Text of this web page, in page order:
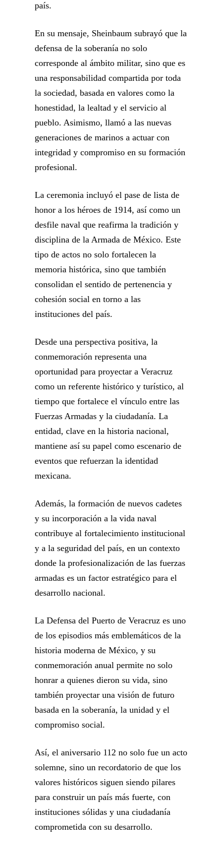
país.
En su mensaje, Sheinbaum subrayó que la
defensa de la soberanía no solo
corresponde al ámbito militar, sino que es
una responsabilidad compartida por toda
la sociedad, basada en valores como la
honestidad, la lealtad y el servicio al
pueblo. Asimismo, llamó a las nuevas
generaciones de marinos a actuar con
integridad y compromiso en su formación
profesional.
La ceremonia incluyó el pase de lista de
honor a los héroes de 1914, así como un
desfile naval que reafirma la tradición y
disciplina de la Armada de México. Este
tipo de actos no solo fortalecen la
memoria histórica, sino que también
consolidan el sentido de pertenencia y
cohesión social en torno a las
instituciones del país.
Desde una perspectiva positiva, la
conmemoración representa una
oportunidad para proyectar a Veracruz
como un referente histórico y turístico, al
tiempo que fortalece el vínculo entre las
Fuerzas Armadas y la ciudadanía. La
entidad, clave en la historia nacional,
mantiene así su papel como escenario de
eventos que refuerzan la identidad
mexicana.
Además, la formación de nuevos cadetes
y su incorporación a la vida naval
contribuye al fortalecimiento institucional
y a la seguridad del país, en un contexto
donde la profesionalización de las fuerzas
armadas es un factor estratégico para el
desarrollo nacional.
La Defensa del Puerto de Veracruz es uno
de los episodios más emblemáticos de la
historia moderna de México, y su
conmemoración anual permite no solo
honrar a quienes dieron su vida, sino
también proyectar una visión de futuro
basada en la soberanía, la unidad y el
compromiso social.
Así, el aniversario 112 no solo fue un acto
solemne, sino un recordatorio de que los
valores históricos siguen siendo pilares
para construir un país más fuerte, con
instituciones sólidas y una ciudadanía
comprometida con su desarrollo.